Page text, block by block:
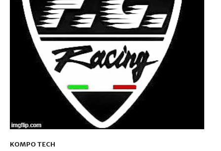
KOMPO TECH